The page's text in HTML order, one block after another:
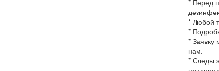
* Перед
* Любой
*
* Заявку
нам.
* Следы